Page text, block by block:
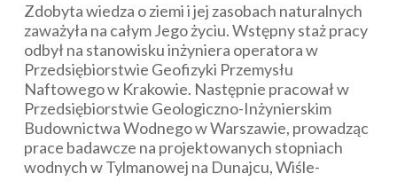
Zdobyta wiedza o ziemi i jej zasobach naturalnych
zaważyła na całym Jego życiu. Wstępny staż pracy
odbył na stanowisku inżyniera operatora w
Przedsiębiorstwie Geofizyki Przemysłu
Naftowego w Krakowie. Następnie pracował w
Przedsiębiorstwie Geologiczno-Inżynierskim
Budownictwa Wodnego w Warszawie, prowadząc
prace badawcze na projektowanych stopniach
wodnych w Tylmanowej na Dunajcu, Wiśle-